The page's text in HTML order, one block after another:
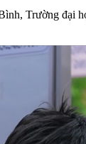
Trường đại